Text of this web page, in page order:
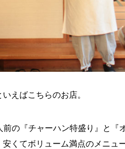
えばこちらのお店。
の『チャーハン特盛り』と『
くてボリューム満点のメニュ